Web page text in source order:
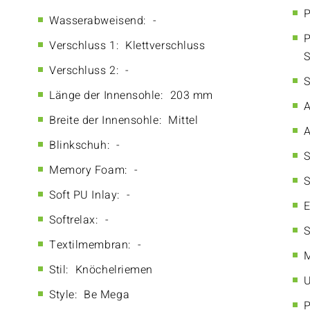
Wasserabweisend: -
Verschluss 1: Klettverschluss
Verschluss 2: -
Länge der Innensohle: 203 mm
Breite der Innensohle: Mittel
Blinkschuh: -
Memory Foam: -
Soft PU Inlay: -
Softrelax: -
Textilmembran: -
Stil: Knöchelriemen
Style: Be Mega